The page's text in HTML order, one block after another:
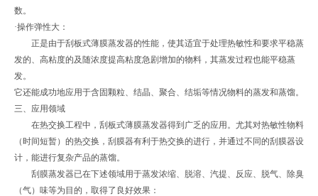
数。
·操作弹性大：
正是由于刮板式薄膜蒸发器的性能，使其适宜于处理热敏性和要求平稳蒸
发的、高粘度的及随浓度提高粘度急剧增加的物料，其蒸发过程也能平稳蒸
发。
它还能成功地应用于含固颗粒、结晶、聚合、结垢等情况物料的蒸发和蒸馏。
三、应用领域
在热交换工程中，刮板式薄膜蒸发器得到广乏的应用。尤其对热敏性物料
（时间短暂）的热交换，刮膜器有利于热交换的进行，并通过不同的刮膜器设
计，能进行复杂产品的蒸馏。
刮膜蒸发器已在下述领域用于蒸发浓缩、脱溶、汽提、反应、脱气、除臭
（气）味等为目的，取得了良好效果：